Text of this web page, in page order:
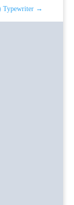
Typewriter →